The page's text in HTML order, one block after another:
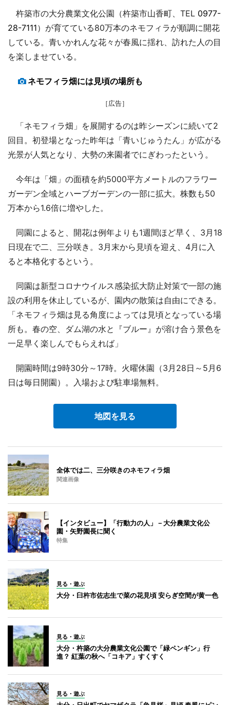
杵築市の大分農業文化公園（杵築市山香町、TEL 0977-
28-7111）が育てている80万本のネモフィラが順調に開花
している。青いかれんな花々が春風に揺れ、訪れた人の目
を楽しませている。
ネモフィラ畑には見頃の場所も
［広告］
「ネモフィラ畑」を展開するのは昨シーズンに続いて2
回目。初登場となった昨年は「青いじゅうたん」が広がる
光景が人気となり、大勢の来園者でにぎわったという。
今年は「畑」の面積を約5000平方メートルのフラワー
ガーデン全域とハーブガーデンの一部に拡大。株数も50
万本から1.6倍に増やした。
同園によると、開花は例年よりも1週間ほど早く、3月18
日現在で二、三分咲き。3月末から見頃を迎え、4月に入
ると本格化するという。
同園は新型コロナウイルス感染拡大防止対策で一部の施
設の利用を休止しているが、園内の散策は自由にできる。
「ネモフィラ畑は見る角度によっては見頃となっている場
所も。春の空、ダム湖の水と『ブルー』が溶け合う景色を
一足早く楽しんでもらえれば」
開園時間は9時30分～17時。火曜休園（3月28日～5月6
日は毎日開園）。入場および駐車場無料。
地図を見る
全体では二、三分咲きのネモフィラ畑
関連画像
【インタビュー】「行動力の人」－大分農業文化公
園・矢野園長に聞く
特集
見る・遊ぶ
大分・臼杵市佐志生で菜の花見頃 安らぎ空間が黄一色
見る・遊ぶ
大分・杵築の大分農業文化公園で「緑ペンギン」行
進？ 紅葉の秋へ「コキア」すくすく
見る・遊ぶ